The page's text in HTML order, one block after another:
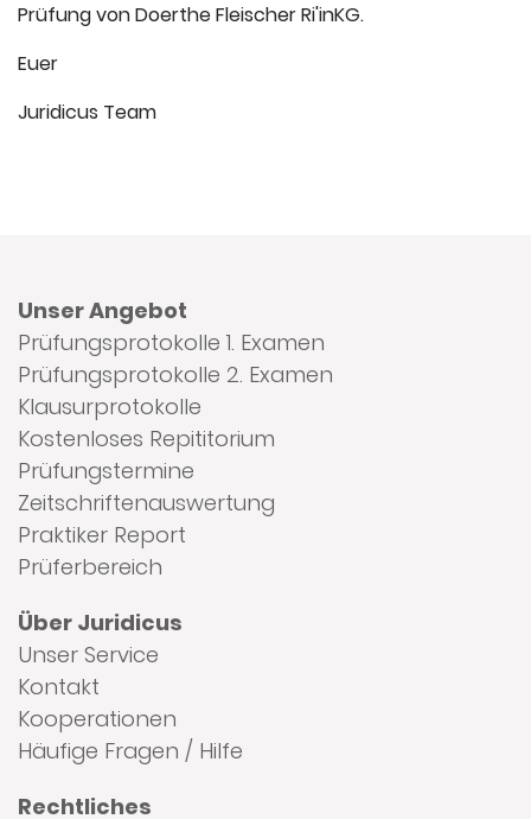
Prüfung von Doerthe Fleischer Ri'inKG.
Euer
Juridicus Team
Unser Angebot
Prüfungsprotokolle 1. Examen
Prüfungsprotokolle 2. Examen
Klausurprotokolle
Kostenloses Repititorium
Prüfungstermine
Zeitschriftenauswertung
Praktiker Report
Prüferbereich
Über Juridicus
Unser Service
Kontakt
Kooperationen
Häufige Fragen / Hilfe
Rechtliches